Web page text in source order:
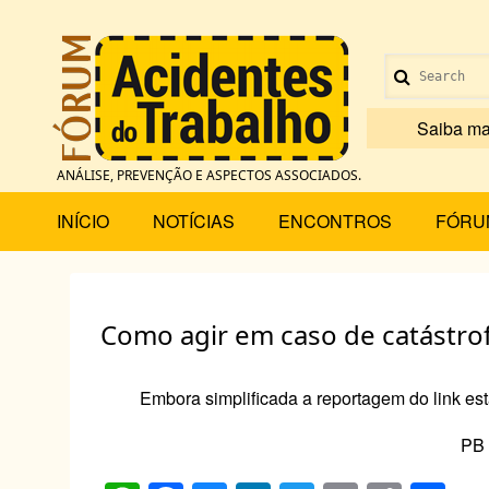
conteúdo
principal
ANÁLISE, PREVENÇÃO E ASPECTOS ASSOCIADOS.
Menu
de
conta
de
usuário
Saiba
Main
INÍCIO NOTÍCIAS ENCONTROS
Como agir em caso de
Embora simplificada a reportagem do link
PB